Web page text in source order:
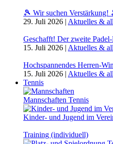
🎾 Wir suchen Verstärkung!
29. Juli 2026 | Aktuelles &
Geschafft! Der zweite
15. Juli 2026 | Aktuelles &
Hochspannendes Herren-
15. Juli 2026 | Aktuelles &
Tennis
Mannschaften Tennis
Kinder- und Jugend im
Training (individuell)